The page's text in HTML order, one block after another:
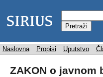
Naslovna Propisi Uputstvo
ZAKON o javnom